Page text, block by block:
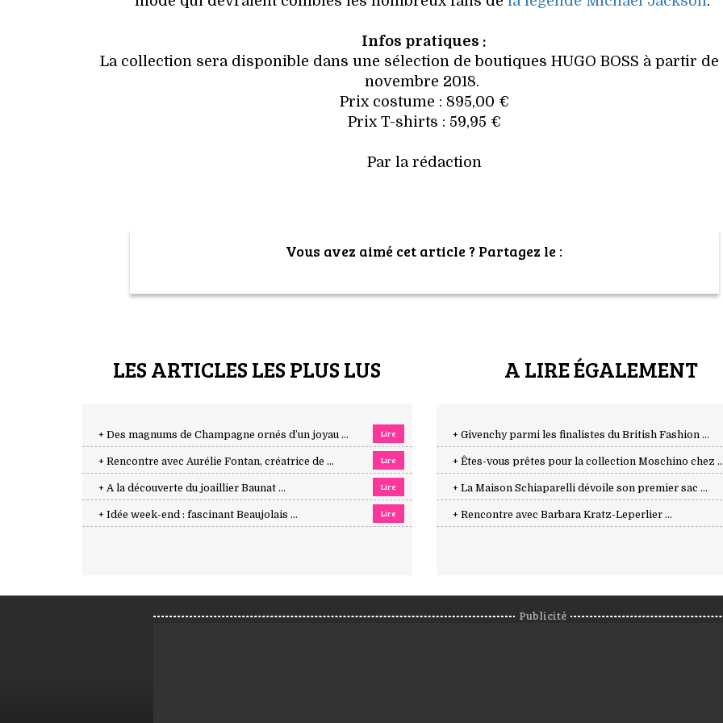
Infos pratiques :
La collection sera disponible dans une sélection de boutiques HUGO BOSS à partir
novembre 2018.
Prix costume : 895,00 €
Prix T-shirts : 59,95 €
Par la rédaction
Vous avez aimé cet article ? Partagez le :
LES ARTICLES LES PLUS LUS
+ Des magnums de Champagne ornés d’un joyau ... Lire
+ Rencontre avec Aurélie Fontan, créatrice de ... Lire
+ A la découverte du joaillier Baunat ... Lire
+ Idée week-end : fascinant Beaujolais ... Lire
A LIRE ÉGALEMENT
+ Givenchy parmi les finalistes du British Fashion ...
+ Êtes-vous prêtes pour la collection Moschino chez
+ La Maison Schiaparelli dévoile son premier sac ...
+ Rencontre avec Barbara Kratz-Leperlier ...
Publicité